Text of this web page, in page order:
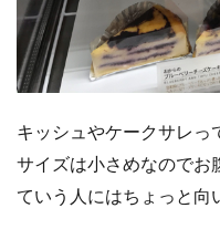
キッシュやケークサレっ
サイズは小さめなのでお
ていう人にはちょっと